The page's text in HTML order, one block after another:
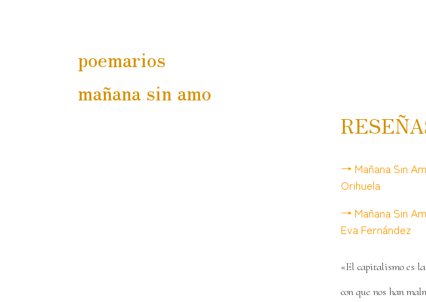
poemarios
mañana sin amo
→ Mañana Sin
Orihuela
→ Mañana Sin
Eva Fernández
«El capitalismo es
con que nos han